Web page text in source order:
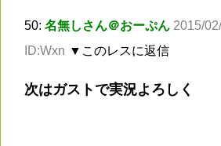
50: 名無しさん＠おーぷん 2015/
ID:Wxn ▼このレスに返信
次はガストで実況よろしく